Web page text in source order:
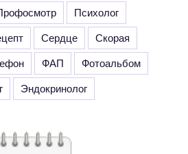
Психолог
Сердце
Скорая
ФАП
Фотоальбом
Эндокринолог